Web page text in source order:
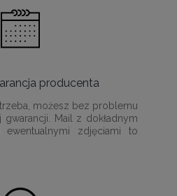
producenta
możesz bez problemu
Mail z dokładnym
zdjęciami to